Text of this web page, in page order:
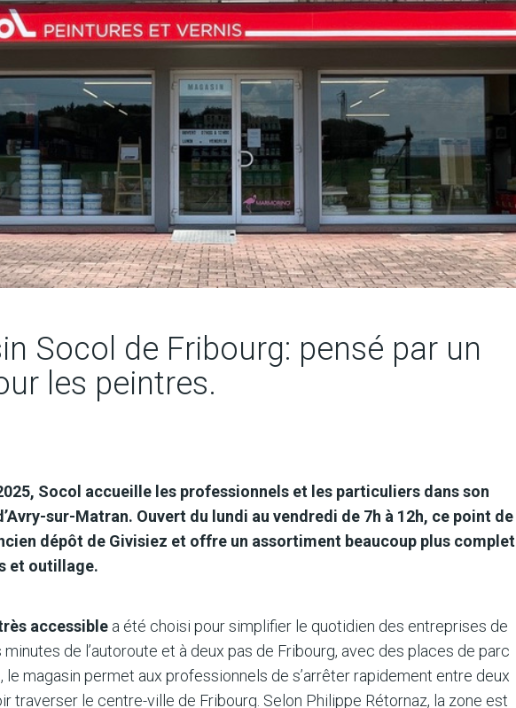
Socol de Fribourg: pensé par un
les peintres.
Socol accueille les professionnels et les particuliers dans son
sur-Matran. Ouvert du lundi au vendredi de 7h à 12h, ce point de
dépôt de Givisiez et offre un assortiment beaucoup plus complet
et outillage.
accessible a été choisi pour simplifier le quotidien des entreprises de
de l’autoroute et à deux pas de Fribourg, avec des places de parc
le magasin permet aux professionnels de s’arrêter rapidement entre deux
traverser le centre-ville de Fribourg. Selon Philippe Rétornaz, la zone est